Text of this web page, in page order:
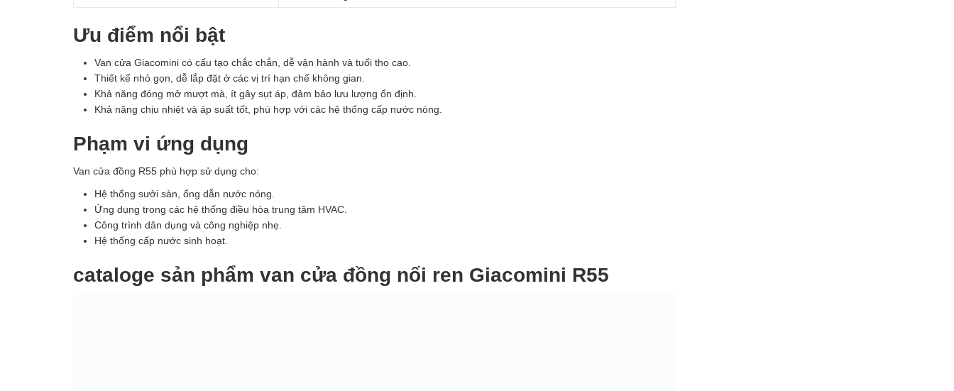
Ưu điểm nổi bật
Van cửa Giacomini có cấu tạo chắc chắn, dễ vận hành và tuổi thọ cao.
Thiết kế nhỏ gọn, dễ lắp đặt ở các vị trí hạn chế không gian.
Khả năng đóng mở mượt mà, ít gây sụt áp, đảm bảo lưu lượng ổn định.
Khả năng chịu nhiệt và áp suất tốt, phù hợp với các hệ thống cấp nước nóng.
Phạm vi ứng dụng
Van cửa đồng R55 phù hợp sử dụng cho:
Hệ thống sưởi sàn, ống dẫn nước nóng.
Ứng dụng trong các hệ thống điều hòa trung tâm HVAC.
Công trình dân dụng và công nghiệp nhẹ.
Hệ thống cấp nước sinh hoạt.
cataloge sản phẩm van cửa đồng nối ren Giacomini R55